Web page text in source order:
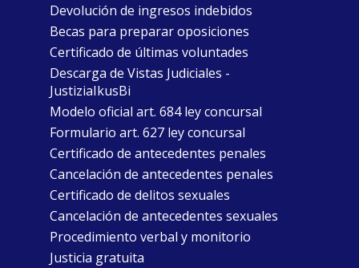
Devolución de ingresos indebidos
Becas para preparar oposiciones
Certificado de últimas voluntades
Descarga de Vistas Judiciales -
JustiziaIkusBi
Modelo oficial art. 684 ley concursal
Formulario art. 627 ley concursal
Certificado de antecedentes penales
Cancelación de antecedentes penales
Certificado de delitos sexuales
Cancelación de antecedentes sexuales
Procedimiento verbal y monitorio
Justicia gratuita